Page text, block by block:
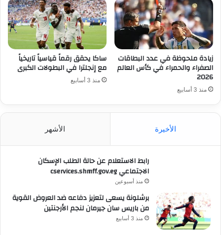
زيادة ملحوظة في عدد البطاقات
الصفراء والحمراء في كأس العالم
2026
منذ 3 أسابيع
ساكا يحقق رقماً قياسياً تاريخياً
مع إنجلترا في البطولات الكبرى
منذ 3 أسابيع
الأخيرة الأشهر
رابط الاستعلام عن حالة الطلب الإسكان
الاجتماعي cservices.shmff.gov.eg
منذ أسبوعين
برشلونة يسعى لتعزيز دفاعه ضد العروض القوية
من باريس سان جيرمان لنجم الأرجنتين
منذ 3 أسابيع